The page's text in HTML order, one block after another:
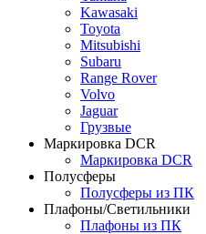
Kawasaki
Toyota
Mitsubishi
Subaru
Range Rover
Volvo
Jaguar
Грузвые
Маркировка DCR
Маркировка DCR
Полусферы
Полусферы из ПК
Плафоны/Светильники
Плафоны из ПК